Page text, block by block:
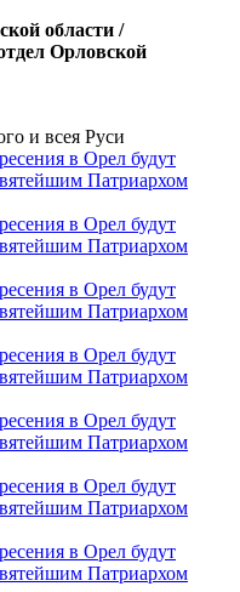
области /
Орловской
и всея Руси